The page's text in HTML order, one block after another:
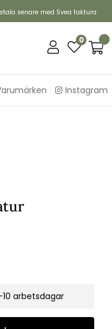
senare med Svea faktura
0
Instagram
arbetsdagar